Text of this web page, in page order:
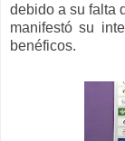
debido a su falta
manifestó su
benéficos.